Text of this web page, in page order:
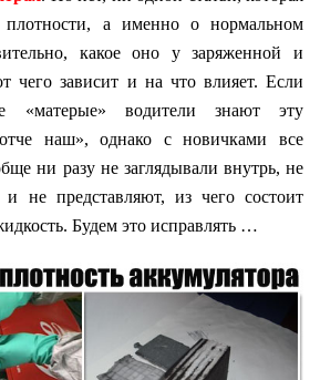
плотности, а именно о нормальном
какое оно у заряженной и
чего зависит и на что влияет. Если
«матерые» водители знают эту
наш», однако с новичками все
ни разу не заглядывали внутрь, не
не представляют, из чего состоит
Будем это исправлять …